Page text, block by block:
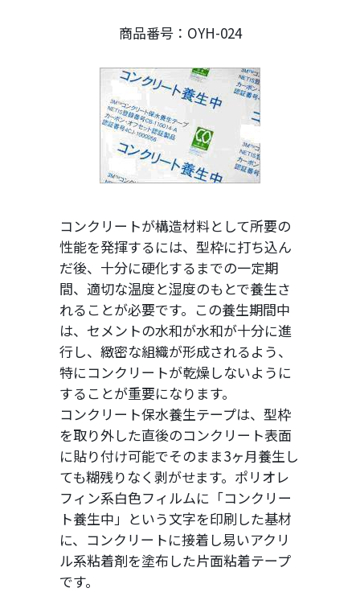
商品番号：OYH-024
コンクリートが構造材料として所要の
性能を発揮するには、型枠に打ち込ん
だ後、十分に硬化するまでの一定期
間、適切な温度と湿度のもとで養生さ
れることが必要です。この養生期間中
は、セメントの水和が水和が十分に進
行し、緻密な組織が形成されるよう、
特にコンクリートが乾燥しないように
することが重要になります。
コンクリート保水養生テープは、型枠
を取り外した直後のコンクリート表面
に貼り付け可能でそのまま3ヶ月養生し
ても糊残りなく剥がせます。ポリオレ
フィン系白色フィルムに「コンクリー
ト養生中」という文字を印刷した基材
に、コンクリートに接着し易いアクリ
ル系粘着剤を塗布した片面粘着テープ
です。